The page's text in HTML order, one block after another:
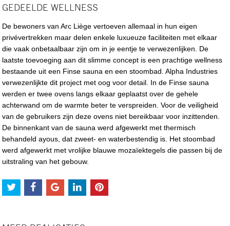
GEDEELDE WELLNESS
De bewoners van Arc Liège vertoeven allemaal in hun eigen
privévertrekken maar delen enkele luxueuze faciliteiten met elkaar
die vaak onbetaalbaar zijn om in je eentje te verwezenlijken. De
laatste toevoeging aan dit slimme concept is een prachtige wellness
bestaande uit een Finse sauna en een stoombad. Alpha Industries
verwezenlijkte dit project met oog voor detail. In de Finse sauna
werden er twee ovens langs elkaar geplaatst over de gehele
achterwand om de warmte beter te verspreiden. Voor de veiligheid
van de gebruikers zijn deze ovens niet bereikbaar voor inzittenden.
De binnenkant van de sauna werd afgewerkt met thermisch
behandeld ayous, dat zweet- en waterbestendig is. Het stoombad
werd afgewerkt met vrolijke blauwe mozaïektegels die passen bij de
uitstraling van het gebouw.